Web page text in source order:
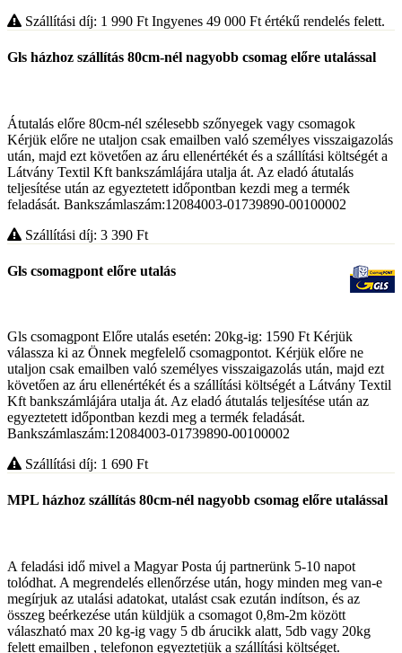
Szállítási díj: 1 990 Ft Ingyenes 49 000 Ft értékű rendelés felett.
Gls házhoz szállítás 80cm-nél nagyobb csomag előre utalással
Átutalás előre 80cm-nél szélesebb szőnyegek vagy csomagok
Kérjük előre ne utaljon csak emailben való személyes visszaigazolás
után, majd ezt követően az áru ellenértékét és a szállítási költségét a
Látvány Textil Kft bankszámlájára utalja át. Az eladó átutalás
teljesítése után az egyeztetett időpontban kezdi meg a termék
feladását. Bankszámlaszám:12084003-01739890-00100002
Szállítási díj: 3 390 Ft
Gls csomagpont előre utalás
Gls csomagpont Előre utalás esetén: 20kg-ig: 1590 Ft Kérjük
válassza ki az Önnek megfelelő csomagpontot. Kérjük előre ne
utaljon csak emailben való személyes visszaigazolás után, majd ezt
követően az áru ellenértékét és a szállítási költségét a Látvány Textil
Kft bankszámlájára utalja át. Az eladó átutalás teljesítése után az
egyeztetett időpontban kezdi meg a termék feladását.
Bankszámlaszám:12084003-01739890-00100002
Szállítási díj: 1 690 Ft
MPL házhoz szállítás 80cm-nél nagyobb csomag előre utalással
A feladási idő mivel a Magyar Posta új partnerünk 5-10 napot
tolódhat. A megrendelés ellenőrzése után, hogy minden meg van-e
megírjuk az utalási adatokat, utalást csak ezután indítson, és az
összeg beérkezése után küldjük a csomagot 0,8m-2m között
válaszható max 20 kg-ig vagy 5 db árucikk alatt, 5db vagy 20kg
felett emailben , telefonon egyeztetjük a szállítási költséget.